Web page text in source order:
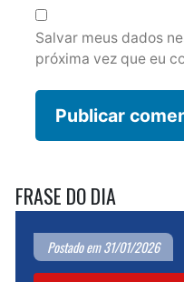
Salvar meus dados
próxima vez que eu
FRASE DO DIA
Postado em 31/01/2026